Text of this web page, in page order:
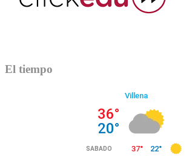
El tiempo